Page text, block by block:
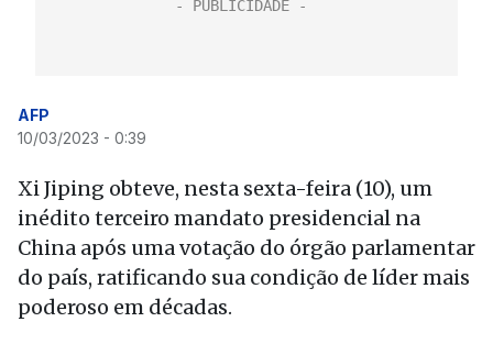
AFP
10/03/2023 - 0:39
Xi Jiping obteve, nesta sexta-feira (10), um
inédito terceiro mandato presidencial na
China após uma votação do órgão parlamentar
do país, ratificando sua condição de líder mais
poderoso em décadas.